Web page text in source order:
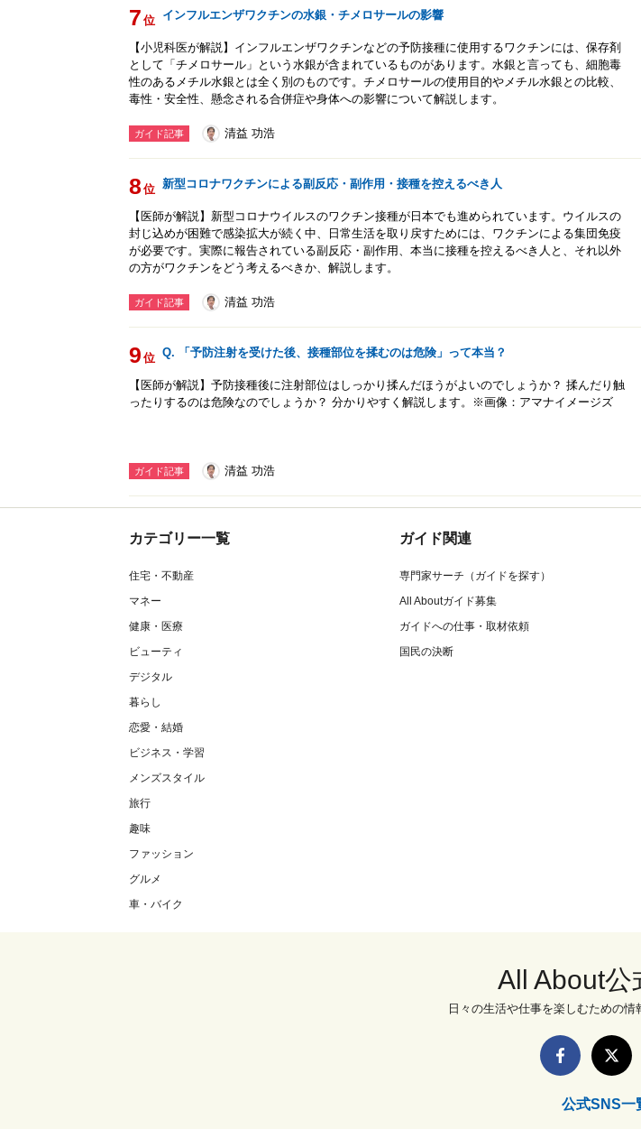
7 位 インフルエンザワクチンの水銀・チメロサールの影響
【小児科医が解説】インフルエンザワクチンなどの予防接種に使用するワクチンには、保存剤
として「チメロサール」という水銀が含まれているものがあります。水銀と言っても、細胞毒
性のあるメチル水銀とは全く別のものです。チメロサールの使用目的やメチル水銀との比較、
毒性・安全性、懸念される合併症や身体への影響について解説します。
ガイド記事 清益 功浩
8位 新型コロナワクチンによる副反応・副作用・接種を控えるべき人
【医師が解説】新型コロナウイルスのワクチン接種が日本でも進められています。ウイルスの
封じ込めが困難で感染拡大が続く中、日常生活を取り戻すためには、ワクチンによる集団免疫
が必要です。実際に報告されている副反応・副作用、本当に接種を控えるべき人と、それ以外
の方がワクチンをどう考えるべきか、解説します。
ガイド記事 清益 功浩
9 位 Q. 「予防注射を受けた後、接種部位を揉むのは危険」って本当？
【医師が解説】予防接種後に注射部位はしっかり揉んだほうがよいのでしょうか？ 揉んだり触
ったりするのは危険なのでしょうか？ 分かりやすく解説します。※画像：アマナイメージズ
ガイド記事 清益 功浩
カテゴリー一覧
住宅・不動産
マネー
健康・医療
ビューティ
デジタル
暮らし
恋愛・結婚
ビジネス・学習
メンズスタイル
旅行
趣味
ファッション
グルメ
車・バイク
ガイド関連
専門家サーチ（ガイドを探す）
All Aboutガイド募集
ガイドへの仕事・取材依頼
国民の決断
All About公
日々の生活や仕事を楽しむための情
公式SNS一